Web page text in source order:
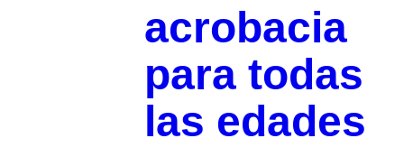
acrobacia
para todas
las edades